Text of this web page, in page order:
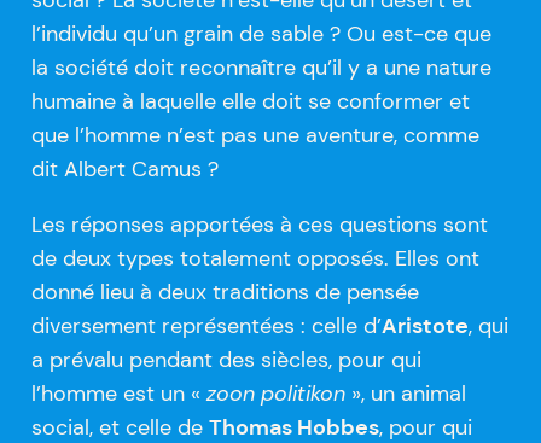
l’individu qu’un grain de sable ? Ou est-ce que
la société doit reconnaître qu’il y a une nature
humaine à laquelle elle doit se conformer et
que l’homme n’est pas une aventure, comme
dit Albert Camus ?
Les réponses apportées à ces questions sont
de deux types totalement opposés. Elles ont
donné lieu à deux traditions de pensée
diversement représentées : celle d’Aristote, qui
a prévalu pendant des siècles, pour qui
l’homme est un «zoon politikon», un animal
social, et celle de Thomas Hobbes, pour qui